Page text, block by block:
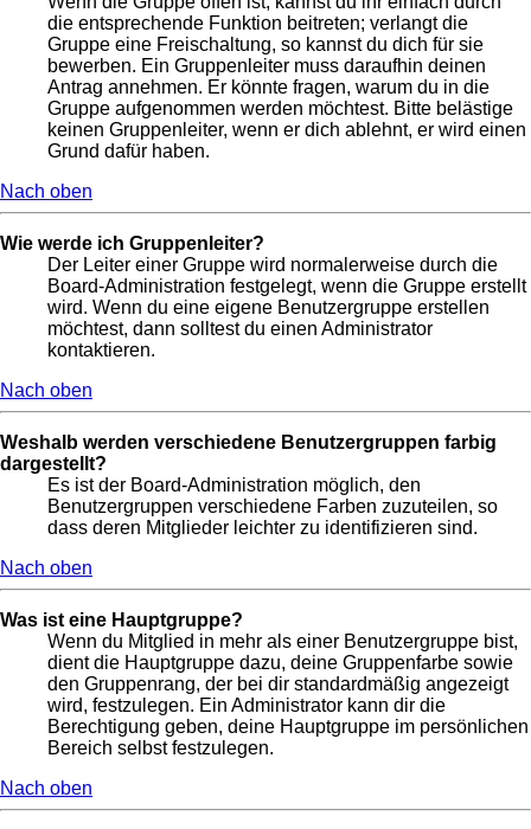
die entsprechende Funktion beitreten; verlangt die
Gruppe eine Freischaltung, so kannst du dich für sie
bewerben. Ein Gruppenleiter muss daraufhin deinen
Antrag annehmen. Er könnte fragen, warum du in die
Gruppe aufgenommen werden möchtest. Bitte belästige
keinen Gruppenleiter, wenn er dich ablehnt, er wird einen
Grund dafür haben.
Nach oben
Wie werde ich Gruppenleiter?
Der Leiter einer Gruppe wird normalerweise durch die
Board-Administration festgelegt, wenn die Gruppe erstellt
wird. Wenn du eine eigene Benutzergruppe erstellen
möchtest, dann solltest du einen Administrator
kontaktieren.
Nach oben
Weshalb werden verschiedene Benutzergruppen farbig
dargestellt?
Es ist der Board-Administration möglich, den
Benutzergruppen verschiedene Farben zuzuteilen, so
dass deren Mitglieder leichter zu identifizieren sind.
Nach oben
Was ist eine Hauptgruppe?
Wenn du Mitglied in mehr als einer Benutzergruppe bist,
dient die Hauptgruppe dazu, deine Gruppenfarbe sowie
den Gruppenrang, der bei dir standardmäßig angezeigt
wird, festzulegen. Ein Administrator kann dir die
Berechtigung geben, deine Hauptgruppe im persönlichen
Bereich selbst festzulegen.
Nach oben